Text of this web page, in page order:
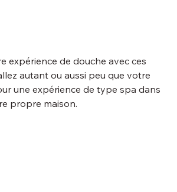
expérience de douche avec ces
autant ou aussi peu que votre
une expérience de type spa dans
propre maison.